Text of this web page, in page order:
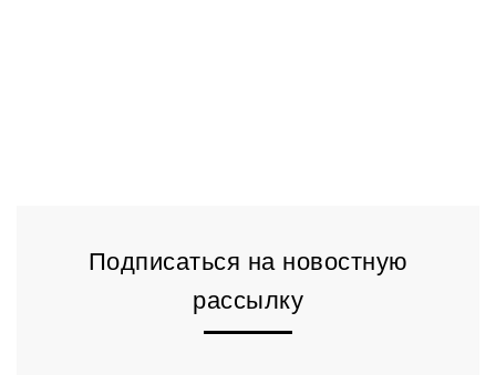
Подписаться на новостную
рассылку